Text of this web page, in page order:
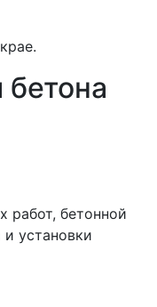
работ, бетонной
установки